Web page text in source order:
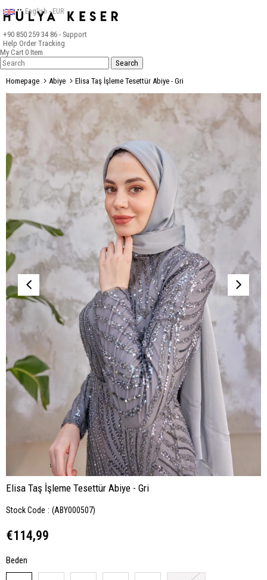
+90 850 259 34 86 - Support
Help Order Tracking
English - EUR
My Cart 0 Item
Homepage Abiye Elisa Taş İşleme Tesettür Abiye - Gri
Elisa Taş İşleme Tesettür Abiye - Gri
Stock Code (ABY000507)
€114,99
Beden